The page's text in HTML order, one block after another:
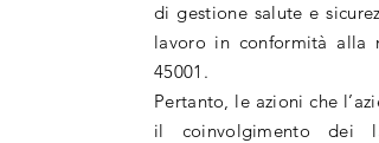
di gestione salute e
lavoro in conformità alla
45001.
Pertanto, le azioni che
il coinvolgimento dei